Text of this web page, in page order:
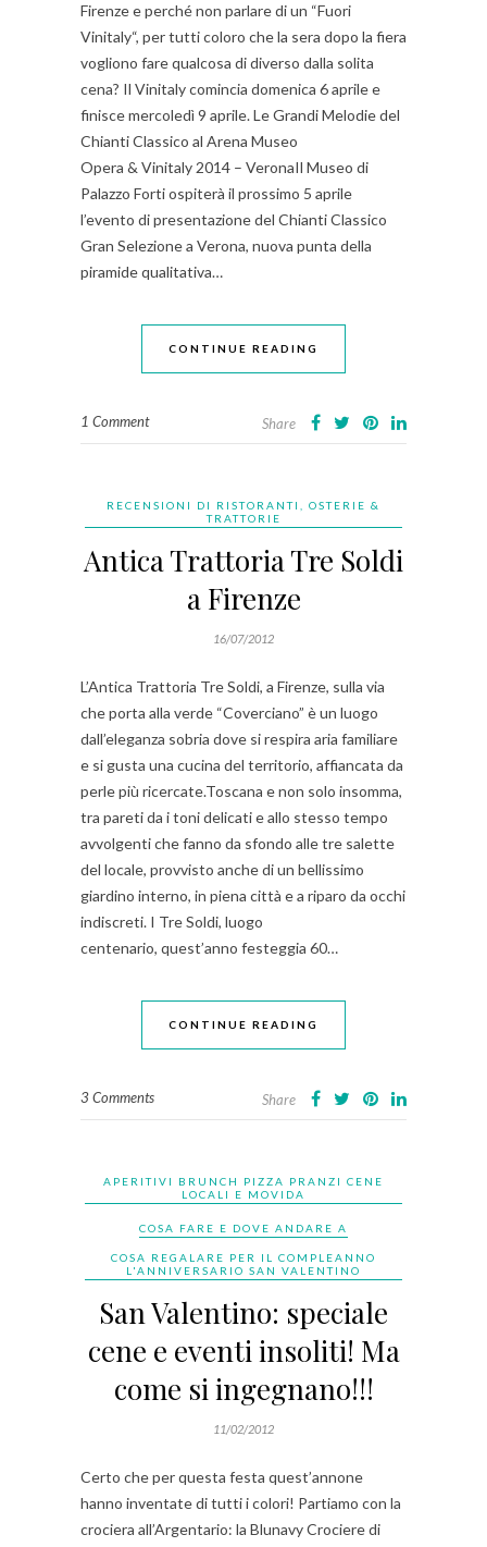
Firenze e perché non parlare di un “Fuori
Vinitaly“, per tutti coloro che la sera dopo la fiera
vogliono fare qualcosa di diverso dalla solita
cena? Il Vinitaly comincia domenica 6 aprile e
finisce mercoledì 9 aprile. Le Grandi Melodie del
Chianti Classico al Arena Museo
Opera & Vinitaly 2014 – VeronaIl Museo di
Palazzo Forti ospiterà il prossimo 5 aprile
l’evento di presentazione del Chianti Classico
Gran Selezione a Verona, nuova punta della
piramide qualitativa…
CONTINUE READING
1 Comment Share
RECENSIONI DI RISTORANTI, OSTERIE &
TRATTORIE
Antica Trattoria Tre Soldi
a Firenze
16/07/2012
L’Antica Trattoria Tre Soldi, a Firenze, sulla via
che porta alla verde “Coverciano” è un luogo
dall’eleganza sobria dove si respira aria familiare
e si gusta una cucina del territorio, affiancata da
perle più ricercate.Toscana e non solo insomma,
tra pareti da i toni delicati e allo stesso tempo
avvolgenti che fanno da sfondo alle tre salette
del locale, provvisto anche di un bellissimo
giardino interno, in piena città e a riparo da occhi
indiscreti. I Tre Soldi, luogo
centenario, quest’anno festeggia 60…
CONTINUE READING
3 Comments Share
APERITIVI BRUNCH PIZZA PRANZI CENE
LOCALI E MOVIDA
COSA FARE E DOVE ANDARE A
COSA REGALARE PER IL COMPLEANNO
L'ANNIVERSARIO SAN VALENTINO
San Valentino: speciale
cene e eventi insoliti! Ma
come si ingegnano!!!
11/02/2012
Certo che per questa festa quest’annone
hanno inventate di tutti i colori! Partiamo con la
crociera all’Argentario: la Blunavy Crociere di